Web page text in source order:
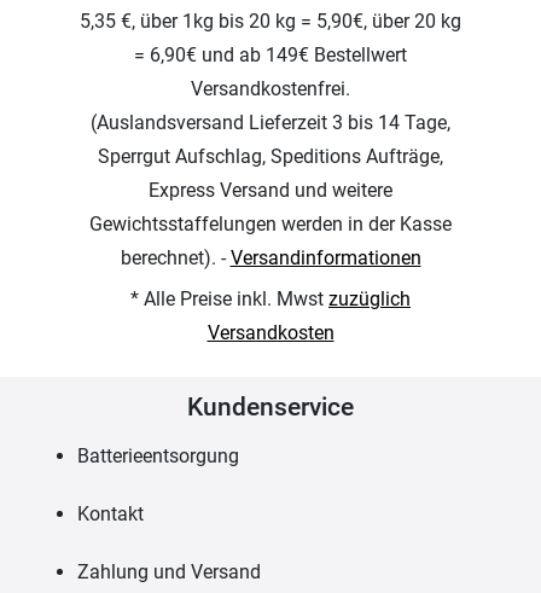
5,35 €, über 1kg bis 20 kg = 5,90€, über 20 kg
= 6,90€ und ab 149€ Bestellwert
Versandkostenfrei.
(Auslandsversand Lieferzeit 3 bis 14 Tage,
Sperrgut Aufschlag, Speditions Aufträge,
Express Versand und weitere
Gewichtsstaffelungen werden in der Kasse
berechnet). -Versandinformationen
* Alle Preise inkl. Mwst zuzüglich
Versandkosten
Kundenservice
Batterieentsorgung
Kontakt
Zahlung und Versand